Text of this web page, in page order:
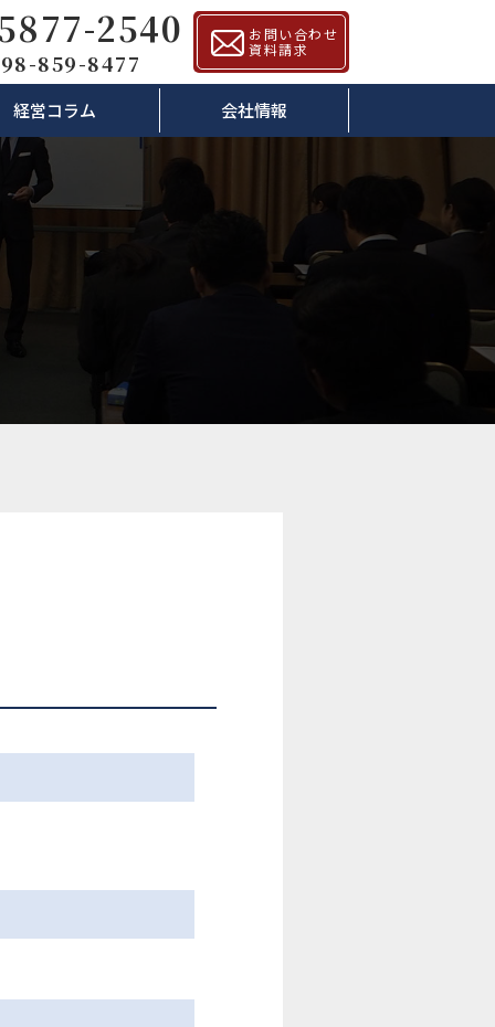
2540
859-8477
お問い合わせ
資料請求
経営コラム 会社情報